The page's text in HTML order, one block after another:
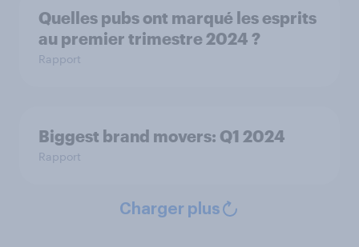
Quelles pubs ont marqué les esprits
au premier trimestre 2024 ?
Rapport
Biggest brand movers: Q1 2024
Rapport
Charger plus